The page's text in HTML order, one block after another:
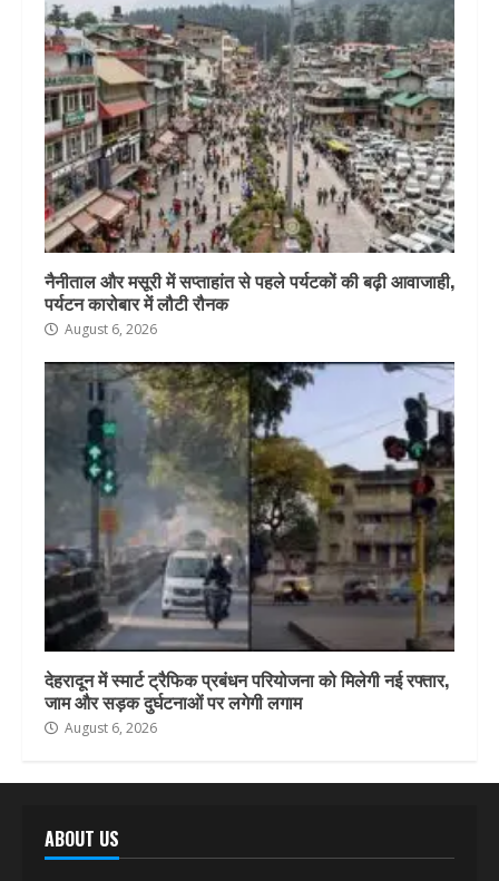
नैनीताल और मसूरी में सप्ताहांत से पहले पर्यटकों की बढ़ी आवाजाही,
पर्यटन कारोबार में लौटी रौनक
August 6, 2026
देहरादून में स्मार्ट ट्रैफिक प्रबंधन परियोजना को मिलेगी नई रफ्तार,
जाम और सड़क दुर्घटनाओं पर लगेगी लगाम
August 6, 2026
ABOUT US